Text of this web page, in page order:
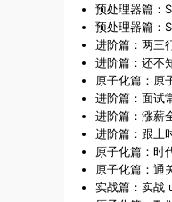
预处理器篇：
预处理器篇：
进阶篇：两三
进阶篇：还不
原子化篇：原
进阶篇：面试
进阶篇：涨薪
进阶篇：跟上
原子化篇：时
原子化篇：通
实战篇：实战